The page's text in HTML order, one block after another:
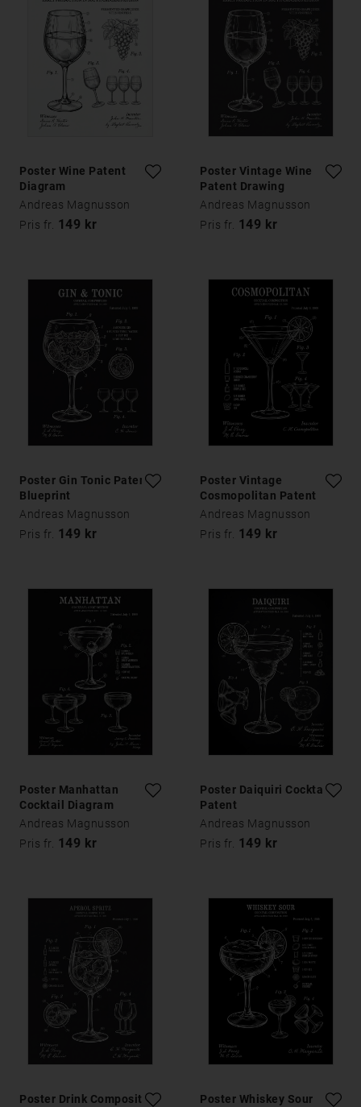
Poster Wine Patent
Diagram
Andreas Magnusson
Pris fr. 149 kr
Poster Vintage Wine
Patent Drawing
Andreas Magnusson
Pris fr. 149 kr
Poster Gin Tonic Patent
Blueprint
Andreas Magnusson
Pris fr. 149 kr
Poster Vintage
Cosmopolitan Patent
Andreas Magnusson
Pris fr. 149 kr
Poster Manhattan
Cocktail Diagram
Andreas Magnusson
Pris fr. 149 kr
Poster Daiquiri Cocktail
Patent
Andreas Magnusson
Pris fr. 149 kr
Poster Drink Composition
Poster Whiskey Sour